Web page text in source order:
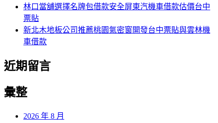
林口當舖選擇名牌包借款安全屏東汽機車借款估價台中
票貼
新北木地板公司推薦桃園氣密窗開發台中票貼與雲林機
車借款
近期留言
彙整
2026 年 8 月